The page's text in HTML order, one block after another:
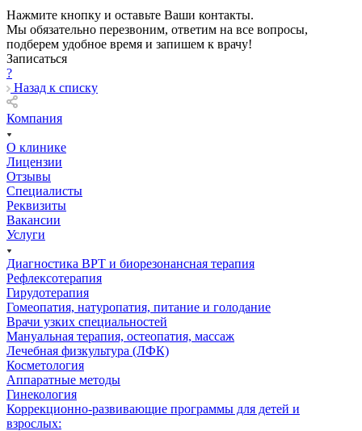
Нажмите кнопку и оставьте Ваши контакты.
Мы обязательно перезвоним, ответим на все вопросы,
подберем удобное время и запишем к врачу!
Записаться
?
Назад к списку
Компания
О клинике
Лицензии
Отзывы
Специалисты
Реквизиты
Вакансии
Услуги
Диагностика ВРТ и биорезонансная терапия
Рефлексотерапия
Гирудотерапия
Гомеопатия, натуропатия, питание и голодание
Врачи узких специальностей
Мануальная терапия, остеопатия, массаж
Лечебная физкультура (ЛФК)
Косметология
Аппаратные методы
Гинекология
Коррекционно-развивающие программы для детей и
взрослых: